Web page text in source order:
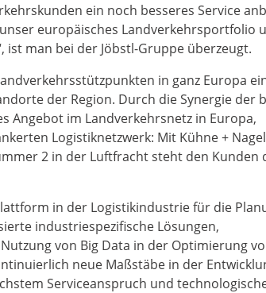
ein noch besseres Service
europäisches Landverkehrsportfolio
ist man bei der Jöbstl-Gruppe überzeugt.
in ganz Europa
der Region. Durch die Synergie der
Angebot im Landverkehrsnetz in Europa,
Logistiknetzwerk: Mit Kühne +
2 in der Luftfracht steht den Kunden
in der Logistikindustrie für die
industriespezifische Lösungen,
von Big Data in der Optimierung
neue Maßstäbe in der
Serviceanspruch und